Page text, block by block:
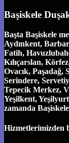
Başiskele
Başta Başiskele
Aydınkent,
Fatih,
Kılıçarslan,
Ovacık, Paşadağ,
Serindere,
Tepecik Merkez,
Yeşilkent,
zamanda
Hizmetlerimizden